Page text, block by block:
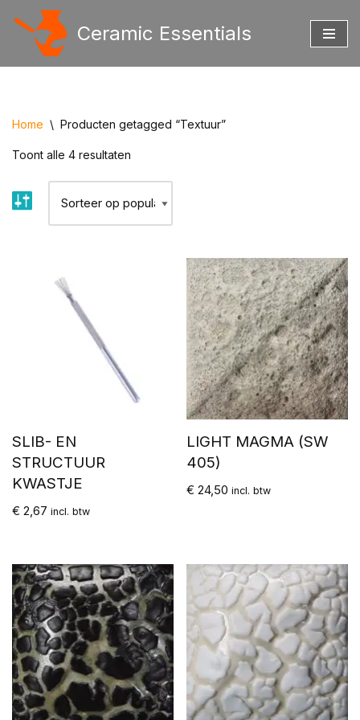
Ceramic Essentials
Home \ Producten getagged “Textuur”
Toont alle 4 resultaten
SLIB- EN
STRUCTUUR
KWASTJE
€ 2,67 incl. btw
LIGHT MAGMA (SW
405)
€ 24,50 incl. btw